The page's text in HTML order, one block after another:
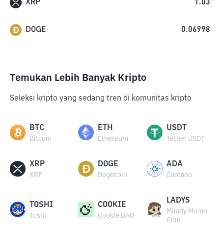
XRP 1.03
DOGE 0.06998
Temukan Lebih Banyak Kripto
Seleksi kripto yang sedang tren di komunitas kripto
BTC
Bitcoin
ETH
Ethereum
USDT
Tether USDT
XRP
XRP
DOGE
Dogecoin
ADA
Cardano
TOSHI
Toshi
COOKIE
Cookie DAO
LADYS
Milady Meme
Coin